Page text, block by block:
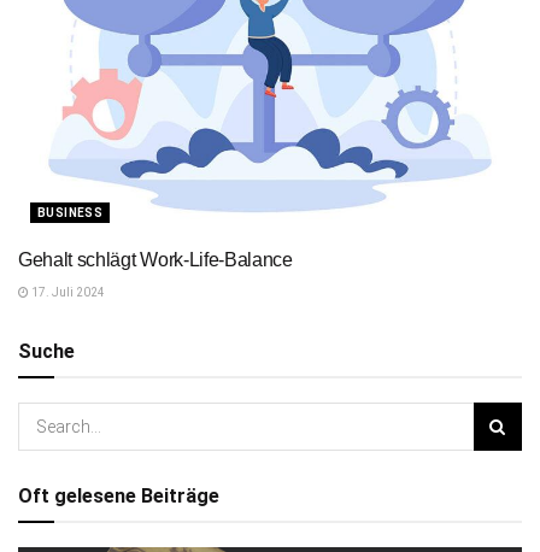
BUSINESS
Gehalt schlägt Work-Life-Balance
17. Juli 2024
Suche
Oft gelesene Beiträge